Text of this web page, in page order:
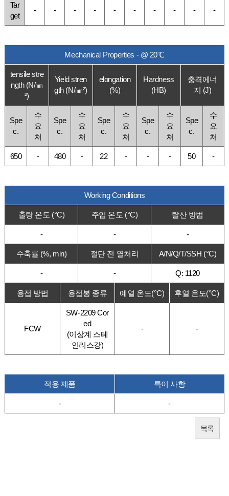
Tar
get
- - - - - - - - - -
Mechanical Properties - @ 20℃
tensile stre
ngth (N/㎜
²)
Yield stren
gth (N/㎜²)
elongation
(%)
Hardness
(HB)
충격에너
지 (J)
Spe
c.
수
요
처
Spe
c.
수
요
처
Spe
c.
수
요
처
Spe
c.
수
요
처
Spe
c.
수
요
처
650 - 480 - 22 - - - 50 -
Working Conditions
출탕 온도 (°C) 주입 온도 (°C) 탈산 방법
- - -
수축률 (%, min) 절단 전 열처리 A/N/Q/T/SSH (°C)
- - Q: 1120
용접 방법 용접봉 종류 예열 온도(°C) 후열 온도(°C)
FCW
SW-2209 Cor
ed
(이상계 스테
인리스강)
- -
적용 제품 특이 사항
- -
목록